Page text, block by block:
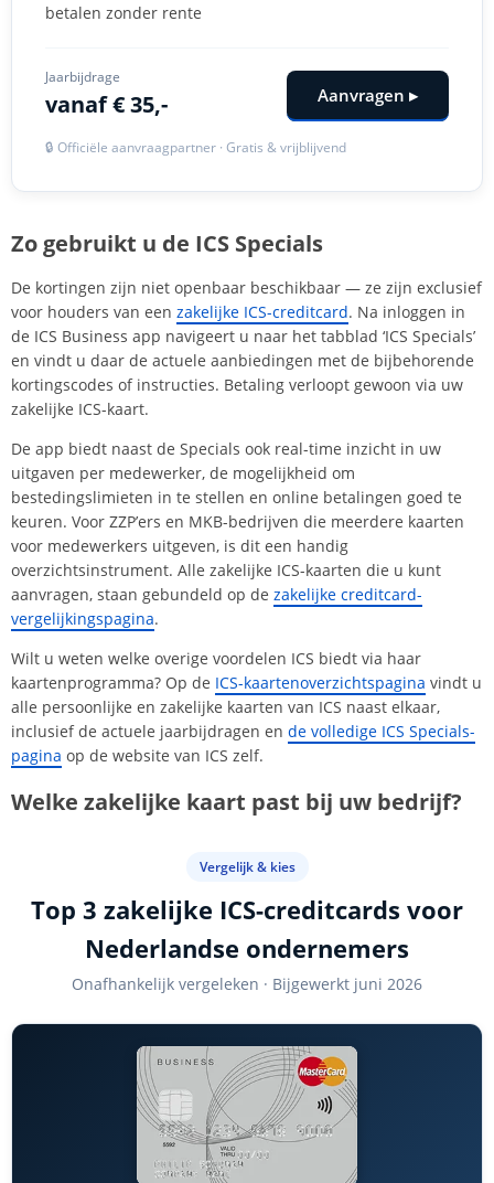
betalen zonder rente
Jaarbijdrage
vanaf € 35,- Aanvragen ▸
🔒 Officiële aanvraagpartner · Gratis & vrijblijvend
Zo gebruikt u de ICS Specials
De kortingen zijn niet openbaar beschikbaar — ze zijn exclusief
voor houders van een zakelijke ICS-creditcard. Na inloggen in
de ICS Business app navigeert u naar het tabblad ‘ICS Specials’
en vindt u daar de actuele aanbiedingen met de bijbehorende
kortingscodes of instructies. Betaling verloopt gewoon via uw
zakelijke ICS-kaart.
De app biedt naast de Specials ook real-time inzicht in uw
uitgaven per medewerker, de mogelijkheid om
bestedingslimieten in te stellen en online betalingen goed te
keuren. Voor ZZP’ers en MKB-bedrijven die meerdere kaarten
voor medewerkers uitgeven, is dit een handig
overzichtsinstrument. Alle zakelijke ICS-kaarten die u kunt
aanvragen, staan gebundeld op de zakelijke creditcard-
vergelijkingspagina.
Wilt u weten welke overige voordelen ICS biedt via haar
kaartenprogramma? Op de ICS-kaartenoverzichtspagina vindt u
alle persoonlijke en zakelijke kaarten van ICS naast elkaar,
inclusief de actuele jaarbijdragen en de volledige ICS Specials-
pagina op de website van ICS zelf.
Welke zakelijke kaart past bij uw bedrijf?
Vergelijk & kies
Top 3 zakelijke ICS-creditcards voor
Nederlandse ondernemers
Onafhankelijk vergeleken · Bijgewerkt juni 2026